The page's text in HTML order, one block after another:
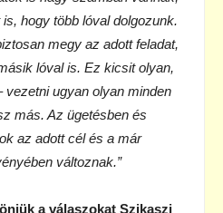
hogy több lóval dolgozunk.
megy az adott feladat,
lóval is. Ez kicsit olyan,
vezetni ugyan olyan minden
más. Az ügetésben és
az adott cél és a már
változnak.”
a válaszokat Szikaszi